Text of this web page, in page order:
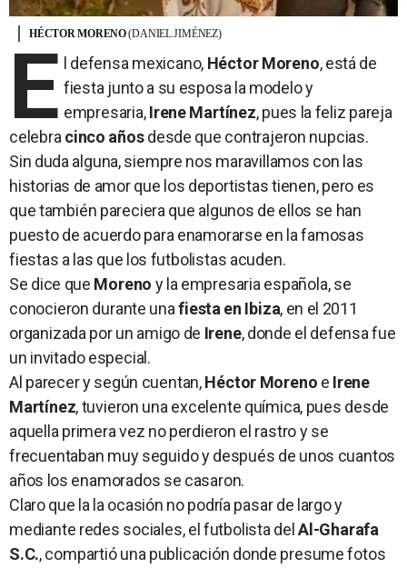
HÉCTOR MORENO(DANIEL JIMÉNEZ)
E l defensa mexicano, Héctor Moreno, está de
fiesta junto a su esposa la modelo y
empresaria,Irene Martínez, pues la feliz pareja
celebracinco añosdesde que contrajeron nupcias.
Sin duda alguna, siempre nos maravillamos con las
historias de amor que los deportistas tienen, pero es
que también pareciera que algunos de ellos se han
puesto de acuerdo para enamorarse en la famosas
fiestas a las que los futbolistas acuden.
Se dice que Moreno y la empresaria española, se
conocieron durante unafiesta en Ibiza, en el 2011
organizada por un amigo de Irene, donde el defensa fue
un invitado especial.
Al parecer y según cuentan,Héctor Moreno e Irene
Martínez, tuvieron una excelente química, pues desde
aquella primera vez no perdieron el rastro y se
frecuentaban muy seguido y después de unos cuantos
años los enamorados se casaron.
Claro que la la ocasión no podría pasar de largo y
mediante redes sociales, el futbolista del Al-Gharafa
S.C., compartió una publicación donde presume fotos